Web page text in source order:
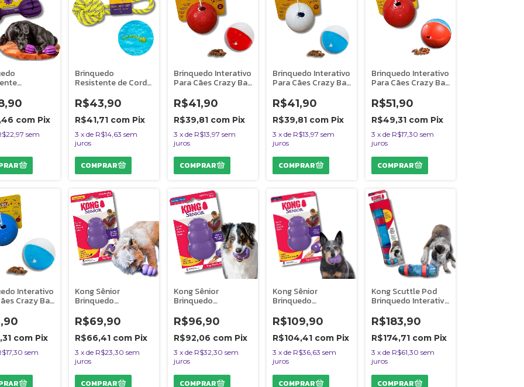
M/G
com Pix
sem
Brinquedo
Resistente de Corda
Amicus
R$43,90
R$41,71 com Pix
3 x de R$14,63 sem
juros
Brinquedo Interativo
Para Cães Crazy Ball
Amicus
R$41,90
R$39,81 com Pix
3 x de R$13,97 sem
juros
Brinquedo Interativo
Para Cães Crazy Ball
Amicus
R$41,90
R$39,81 com Pix
3 x de R$13,97 sem
juros
Brinquedo Interativo
Para Cães Crazy Ball
Amicus
R$51,90
R$49,31 com Pix
3 x de R$17,30 sem
juros
Interativo
Crazy Ball
com Pix
sem
Kong Sênior
Brinquedo
Recheável Para Cães
e Gatos Idosos
Tamanho P
R$69,90
R$66,41 com Pix
3 x de R$23,30 sem
juros
Kong Sênior
Brinquedo
Recheável Para Cães
e Gatos Idosos
Tamanho M
R$96,90
R$92,06 com Pix
3 x de R$32,30 sem
juros
Kong Sênior
Brinquedo
Recheável Para Cães
e Gatos Idosos
Tamanho G
R$109,90
R$104,41 com Pix
3 x de R$36,63 sem
juros
Kong Scuttle Pod
Brinquedo Interativo
Para Ração e
Petiscos
R$183,90
R$174,71 com Pix
3 x de R$61,30 sem
juros